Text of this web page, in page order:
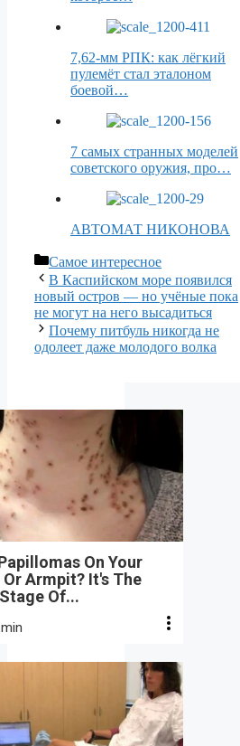
7,62-мм РПК: как лёгкий
пулемёт стал эталоном
боевой…
7 самых странных моделей
советского оружия, про…
АВТОМАТ НИКОНОВА
Рубрики
Самое интересное
В Каспийском море появился
новый остров — но учёные пока
не могут на него высадиться
Почему питбуль никогда не
одолеет даже молодого волка
On Your
Armpit? It's The
Of...